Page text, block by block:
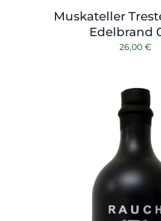
Muskateller
Edelbrand
26,00 €